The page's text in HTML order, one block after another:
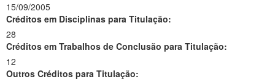
15/09/2005
Créditos em Disciplinas para Titulação:
28
Créditos em Trabalhos de Conclusão para Titulação:
12
Outros Créditos para Titulação: